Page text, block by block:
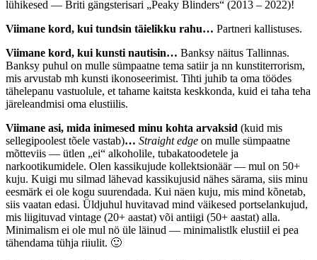
lühikesed — Briti gängsterisari „Peaky Blinders“ (2013 – 2022)!
Viimane kord, kui tundsin täielikku rahu… Partneri kallistuses.
Viimane kord, kui kunsti nautisin… Banksy näitus Tallinnas.
Banksy puhul on mulle sümpaatne tema satiir ja nn kunstiterrorism,
mis arvustab mh kunsti ikonoseerimist. Tihti juhib ta oma töödes
tähelepanu vastuolule, et tahame kaitsta keskkonda, kuid ei taha teha
järeleandmisi oma elustiilis.
Viimane asi, mida inimesed minu kohta arvaksid (kuid mis
sellegipoolest tõele vastab)… Straight edge on mulle sümpaatne
mõtteviis — ütlen „ei“ alkoholile, tubakatoodetele ja
narkootikumidele. Olen kassikujude kollektsionäär — mul on 50+
kuju. Kuigi mu silmad lähevad kassikujusid nähes särama, siis minu
eesmärk ei ole kogu suurendada. Kui näen kuju, mis mind kõnetab,
siis vaatan edasi. Üldjuhul huvitavad mind väikesed portselankujud,
mis liigituvad vintage (20+ aastat) või antiigi (50+ aastat) alla.
Minimalism ei ole mul nö üle läinud — minimalistlk elustiil ei pea
tähendama tühja riiulit. 🙂